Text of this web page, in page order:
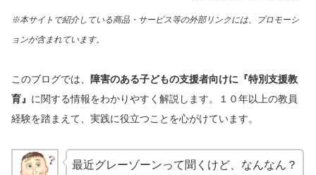
※本サイトで紹介している商品・サービス等の外部リンクには、プロモーシ
ョンが含まれています。
このブログでは、 障害のある子どもの支援者向けに 『特別支援教
育』 に関する情報をわかりやすく解説します。１０年以上の教員
経験を踏まえて、実践に役立つことを心がけています。
最近グレーゾーンって聞くけど、なんなん？